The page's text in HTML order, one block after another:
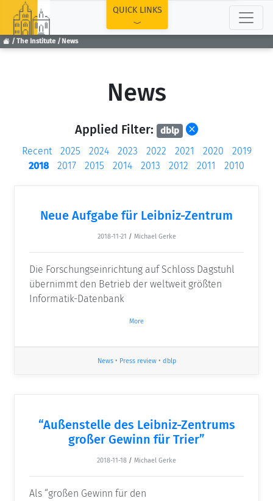
The Institute News
QUICK LINKS
News
Applied Filter: dblp
Recent 2025 2024 2023 2022 2021 2020
2019
2018
2017 2015 2014 2013 2012 2011 2010
Neue Aufgabe für Leibniz-Zentrum
2018-11-21 / Michael Gerke
Die Forschungseinrichtung auf Schloss Dagstuhl
übernimmt den Betrieb der weltweit größten
Informatik-Datenbank
More
News• Press review• dblp
“Außenstelle des Leibniz-Zentrums
großer Gewinn für Trier”
2018-11-18 / Michael Gerke
Als “großen Gewinn für den